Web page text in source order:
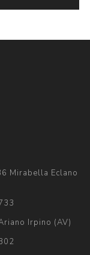
Mirabella Eclano
Irpino (AV)